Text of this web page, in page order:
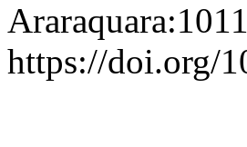
https://doi.org/